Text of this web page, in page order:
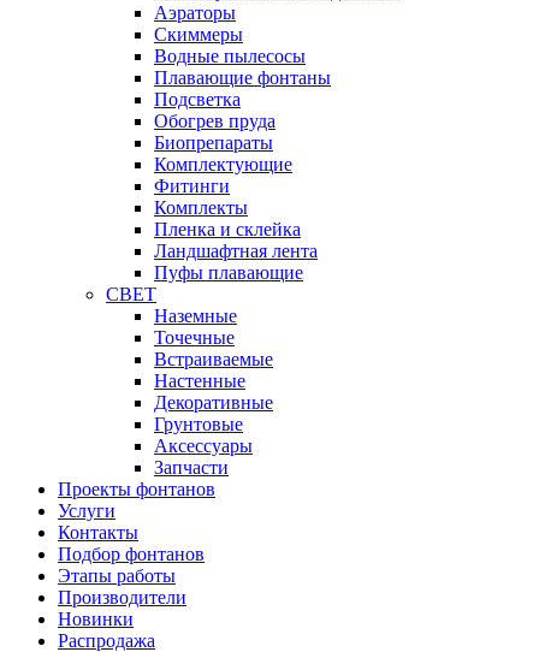
Аэраторы
Cкиммеры
Водные пылесосы
Плавающие фонтаны
Подсветка
Обогрев пруда
Биопрепараты
Комплектующие
Фитинги
Комплекты
Пленка и склейка
Ландшафтная лента
Пуфы плавающие
СВЕТ
Наземные
Точечные
Встраиваемые
Настенные
Декоративные
Грунтовые
Аксессуары
Запчасти
Проекты фонтанов
Услуги
Контакты
Подбор фонтанов
Этапы работы
Производители
Новинки
Распродажа